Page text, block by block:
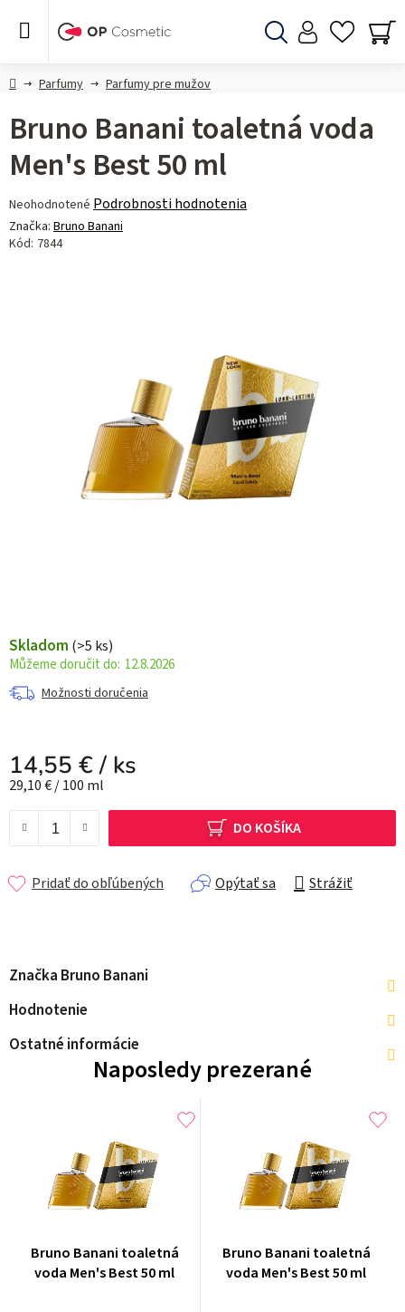
DomovParfumy Parfumy pre mužov
Skladom (>5 ks)
12.8.2026
Možnosti doručenia
14,55 €/ ks
Jednotková cena:
29,10 € / 100 ml
DO KOŠÍKA
Opýtať sa Strážiť
Pridať do obľúbených
Bruno Banani toaletná voda
Men's Best 50 ml
Priemerné
hodnotenie
produktu
Neohodnotené Podrobnosti hodnotenia
Značka: Bruno Banani
Kód: 7844
Značka Bruno Banani
Hodnotenie
Ostatné informácie
Naposledy prezerané
Bruno Banani toaletná
voda Men's Best 50 ml
Bruno Banani toaletná
voda Men's Best 50 ml